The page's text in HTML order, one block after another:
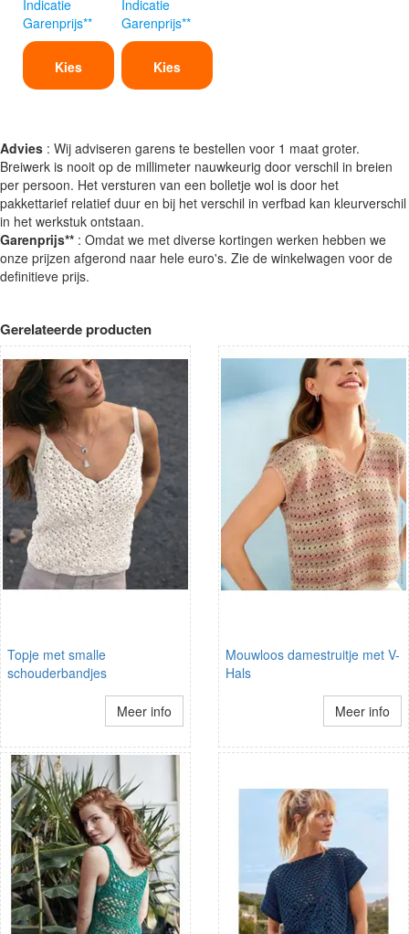
Indicatie
Garenprijs**
Kies
Indicatie
Garenprijs**
Kies
Advies : Wij adviseren garens te bestellen voor 1 maat groter.
Breiwerk is nooit op de millimeter nauwkeurig door verschil in breien
per persoon. Het versturen van een bolletje wol is door het
pakkettarief relatief duur en bij het verschil in verfbad kan kleurverschil
in het werkstuk ontstaan.
Garenprijs** : Omdat we met diverse kortingen werken hebben we
onze prijzen afgerond naar hele euro's. Zie de winkelwagen voor de
definitieve prijs.
Gerelateerde producten
Topje met smalle
schouderbandjes
Meer info
Mouwloos damestruitje met V-
Hals
Meer info